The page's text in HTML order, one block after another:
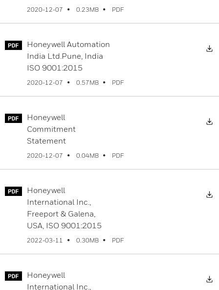
2020-12-07 0.23MB PDF
Honeywell Automation
India Ltd.Pune, India
ISO 9001:2015
2020-12-07 0.57MB PDF
Honeywell
Commitment
Statement
2020-12-07 0.04MB PDF
Honeywell
International Inc.,
Freeport & Galena,
USA, ISO 9001:2015
2022-03-11 0.30MB PDF
Honeywell
International Inc.,